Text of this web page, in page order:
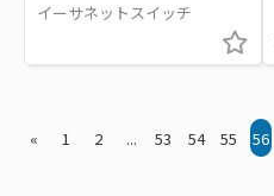
イーサネットスイッチ
« 1 2 ... 53 54 55 56